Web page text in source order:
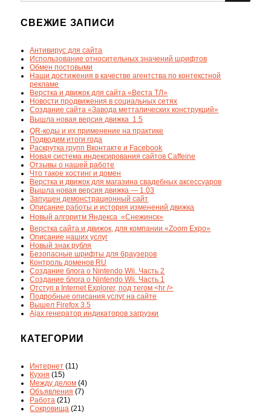
СВЕЖИЕ ЗАПИСИ
Антивирус для сайта
Использование относительных значений шрифтов
Обмен постовыми
Наши достижения в качестве агентства по контекстной
рекламе
Верстка и движок для сайта «Веста ТЛ»
Новости продвижения в социальных сетях
Создание сайта «Завода метталических конструкций»
Вышла новая версия движка  1.5
QR-коды и их применение на практике
Подводим итоги года
Раскрутка групп Вконтакте и Facebook
Новая система индексирования сайтов Caffeine
Отзывы о нашей работе
Что такое хостинг и домен
Верстка и движок для магазина свадебных аксессуаров
Вышла новая версия движка — 1.03
Запущен демонстрационный сайт
Описание работы и история изменений движка
Новый алгоритм Яндекса  «Снежинск»
Верстка сайта и движок, для компании «Zoom Expo»
Описание наших услуг
Новый знак рубля
Безопасные шрифты для браузеров
Контроль доменов RU
Создание блога о Nintendo Wii. Часть 2
Создание блога о Nintendo Wii. Часть 1
Отступ в Internet Explorer, под тегом <hr />
Подробные описания услуг на сайте
Вышел Firefox 3.5
Ajax генератор индикаторов загрузки
КАТЕГОРИИ
Интернет (11)
Кухня (15)
Между делом (4)
Объявления (7)
Работа (21)
Сокровища (21)